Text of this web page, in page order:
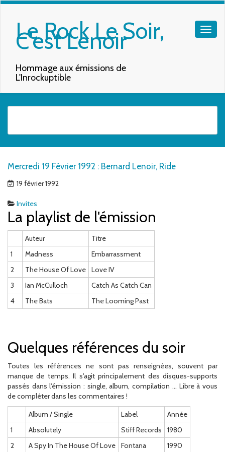
Le Rock Le Soir,
C'est Lenoir
Hommage aux émissions de
L'Inrockuptible
Mercredi 19 Février 1992 : Bernard Lenoir, Ride
19 février 1992
Invites
La playlist de l'émission
Auteur
Titre
1
Madness
Embarrassment
2
The House Of Love
Love IV
3
Ian McCulloch
Catch As Catch Can
4
The Bats The Looming Past
Quelques références du soir
Toutes les références ne sont pas renseignées, souvent par
manque de temps. Il s'agit principalement des disques-supports
passés dans l'émission : single, album, compilation ... Libre à vous
de compléter dans les commentaires !
Album / Single
Label
Année
1
Absolutely Stiff Records
1980
2
A Spy In The House Of Love Fontana
1990